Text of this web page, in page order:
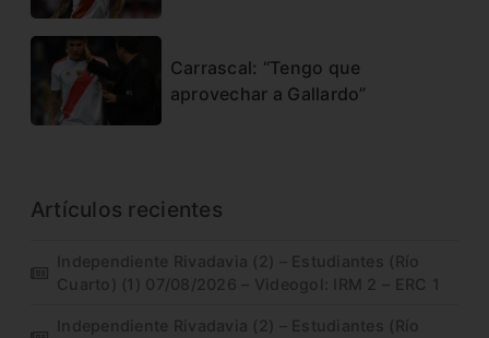
Carrascal: “Tengo que
aprovechar a Gallardo”
Artículos recientes
Independiente Rivadavia (2) – Estudiantes (Río
Cuarto) (1) 07/08/2026 – Videogol: IRM 2 – ERC 1
Independiente Rivadavia (2) – Estudiantes (Río